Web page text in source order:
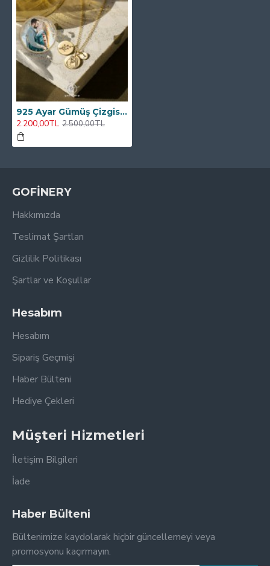
925 Ayar Gümüş Çizgisel Fotoğraf, Sembol Ve Harf Kolye
2.200,00TL 2.500,00TL
GOFİNERY
Hakkımızda
Teslimat Şartları
Gizlilik Politikası
Şartlar ve Koşullar
Hesabım
Hesabım
Sipariş Geçmişi
Haber Bülteni
Hediye Çekleri
Müşteri Hizmetleri
İletişim Bilgileri
İade
Haber Bülteni
Bültenimize kaydolarak hiçbir güncellemeyi veya
promosyonu kaçırmayın.